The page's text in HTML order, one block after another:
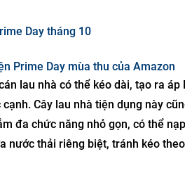
Day tháng 10
Prime Day mùa thu của Amazon
lau nhà có thể kéo dài, tạo ra áp
Cây lau nhà tiện dụng này
đa chức năng nhỏ gọn, có thể
nước thải riêng biệt, tránh kéo